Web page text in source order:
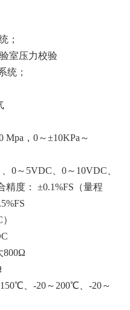
；
室压力校验
统；
，0～±10KPa～
0～5VDC、0～10VDC、
度： ±0.1%FS（量程
800Ω
、-20～200℃、-20～